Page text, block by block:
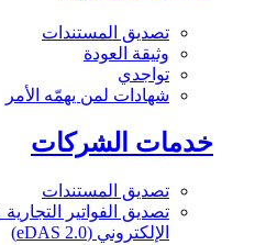
تصديق المستندات
وثيقة العودة
تواجدي
شهادات لمن يهمّه الأمر
خدمات الشركات
تصديق المستندات
تصديق الفواتير
الإلكتروني (eDAS 2.0)